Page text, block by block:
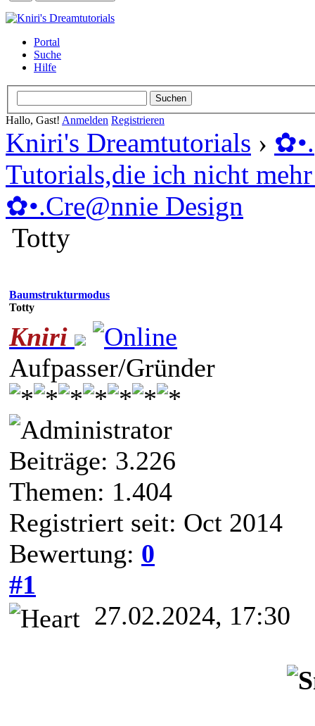
Portal
Suche
Hilfe
Hallo, Gast! Anmelden Registrieren
Kniri's Dreamtutorials › ✿
Tutorials,die ich nicht mehr
✿ •.Cre@nnie Design
Totty
Baumstrukturmodus
Totty
Kniri
Aufpasser/Gründer
Beiträge: 3.226
Themen: 1.404
Registriert seit: Oct 2014
Bewertung: 0
#1
27.02.2024, 17:30